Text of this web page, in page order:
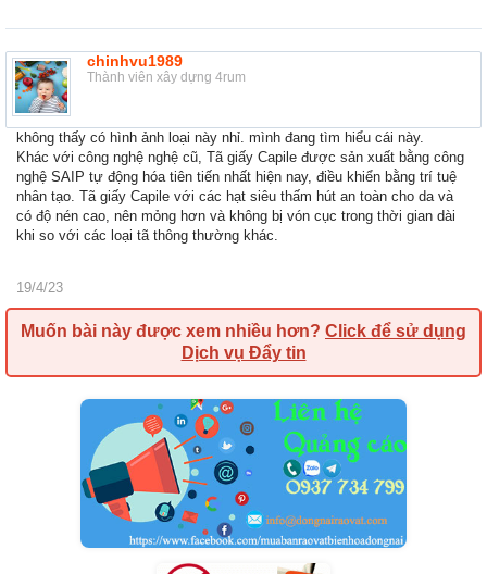
chinhvu1989
Thành viên xây dựng 4rum
không thấy có hình ảnh loại này nhỉ. mình đang tìm hiểu cái này.
Khác với công nghệ nghệ cũ, Tã giấy Capile được sản xuất bằng công
nghệ SAIP tự động hóa tiên tiến nhất hiện nay, điều khiển bằng trí tuệ
nhân tạo. Tã giấy Capile với các hạt siêu thấm hút an toàn cho da và
có độ nén cao, nên mỏng hơn và không bị vón cục trong thời gian dài
khi so với các loại tã thông thường khác.
19/4/23
Muốn bài này được xem nhiều hơn? Click để sử dụng
Dịch vụ Đẩy tin